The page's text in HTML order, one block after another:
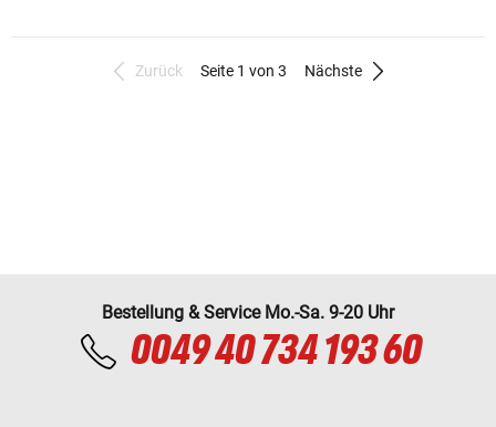
Zurück Seite 1 von 3 Nächste
Bestellung & Service Mo.-Sa. 9-20 Uhr
0049 40 734 193 60